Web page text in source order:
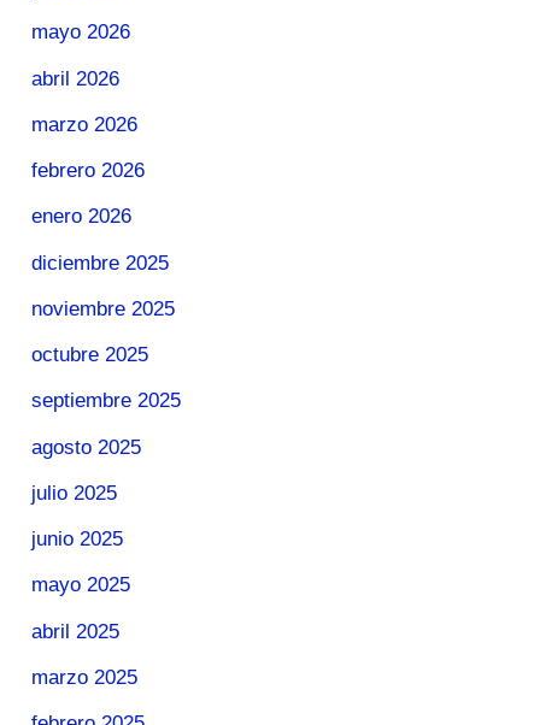
mayo 2026
abril 2026
marzo 2026
febrero 2026
enero 2026
diciembre 2025
noviembre 2025
octubre 2025
septiembre 2025
agosto 2025
julio 2025
junio 2025
mayo 2025
abril 2025
marzo 2025